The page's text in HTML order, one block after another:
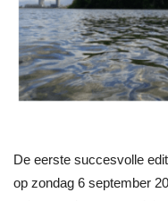
De eerste succesvolle
op zondag 6 september